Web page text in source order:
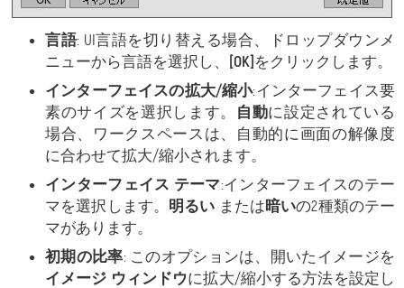
言語: UI言語を切り替える場合、ドロップダウンメ
ニューから言語を選択し、 [OK]をクリックします。
インターフェイスの拡大/縮小:インターフェイス要
素のサイズを選択します。 自動に設定されている
場合、ワークスペースは、自動的に画面の解像度
に合わせて拡大/縮小されます。
インターフェイス テーマ:インターフェイスのテー
マを選択します。 明るい または暗いの2種類のテー
マがあります。
初期の比率: このオプションは、開いたイメージを
イメージ ウィンドウに拡大/縮小する方法を設定し